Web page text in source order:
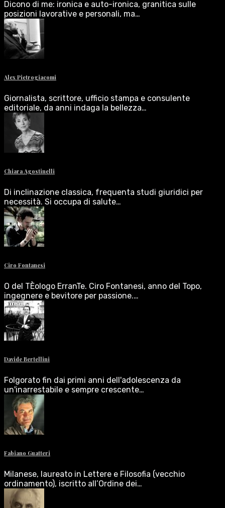
Dicono di me: ironica e auto-ironica, granitica sulle
posizioni lavorative e personali, ma…
Alex Pietrogiacomi
Giornalista, scrittore, ufficio stampa e consulente
editoriale, da anni indaga la bellezza…
Chiara Agostinelli
Di inclinazione classica, frequenta studi giuridici per
necessità. Si occupa di salute…
Ciro Fontanesi
O del TÈologo ErranTe. Ciro Fontanesi, anno del Topo,
ingegnere e bevitore per passione.…
Davide Bertellini
Folgorato fin dai primi anni dell'adolescenza da
un'inarrestabile e sempre crescente…
Fabiano Guatteri
Milanese, laureato in Lettere e Filosofia (vecchio
ordinamento), iscritto all’Ordine dei…